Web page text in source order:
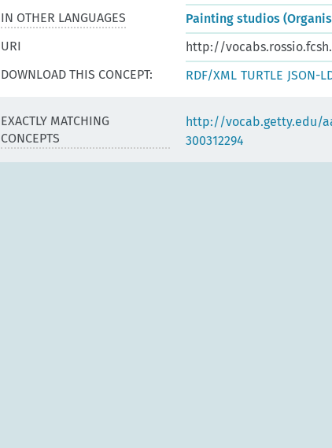
IN OTHER LANGUAGES
Painting studios
URI
http://
DOWNLOAD THIS CONCEPT:
RDF/XML TURTLE JSON-
EXACTLY MATCHING
CONCEPTS
http://vocab.getty.edu/
300312294